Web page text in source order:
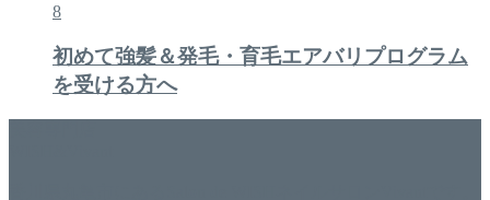
8
初めて強髪＆発毛・育毛エアバリプログラム
を受ける方へ